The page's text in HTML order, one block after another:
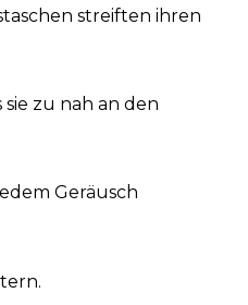
streiften ihren
zu nah an den
Geräusch